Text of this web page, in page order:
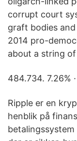
corrupt court
graft bodies
2014 pro-
about a string
484.734. 7.26%
Ripple er en
henblik på